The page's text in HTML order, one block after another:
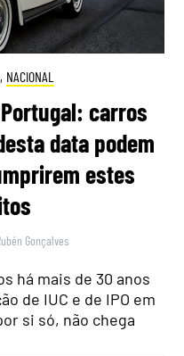
, NACIONAL
Portugal: carros
data podem
estes
Gonçalves
há mais de 30 anos
de IUC e de IPO em
si só, não chega